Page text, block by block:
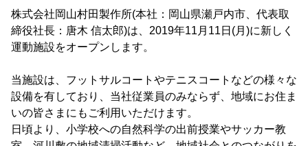
株式会社岡山村田製作所(本社：岡山県瀬戸内市、代表取
締役社長：唐木 信太郎)は、2019年11月11日(月)に新しく
運動施設をオープンします。
当施設は、フットサルコートやテニスコートなどの様々な
設備を有しており、当社従業員のみならず、地域にお住ま
いの皆さまにもご利用いただけます。
日頃より、小学校への自然科学の出前授業やサッカー教